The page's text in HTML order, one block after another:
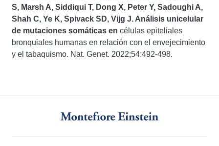
S, Marsh A, Siddiqui T, Dong X, Peter Y, Sadoughi A,
Shah C, Ye K, Spivack SD, Vijg J. Análisis unicelular
de mutaciones somáticas en células epiteliales
bronquiales humanas en relación con el envejecimiento
y el tabaquismo. Nat. Genet. 2022;54:492-498.